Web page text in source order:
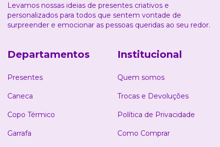
Levamos nossas ideias de presentes criativos e
personalizados para todos que sentem vontade de
surpreender e emocionar as pessoas queridas ao seu redor.
Departamentos
Presentes
Caneca
Copo Térmico
Garrafa
Institucional
Quem somos
Trocas e Devoluções
Política de Privacidade
Como Comprar